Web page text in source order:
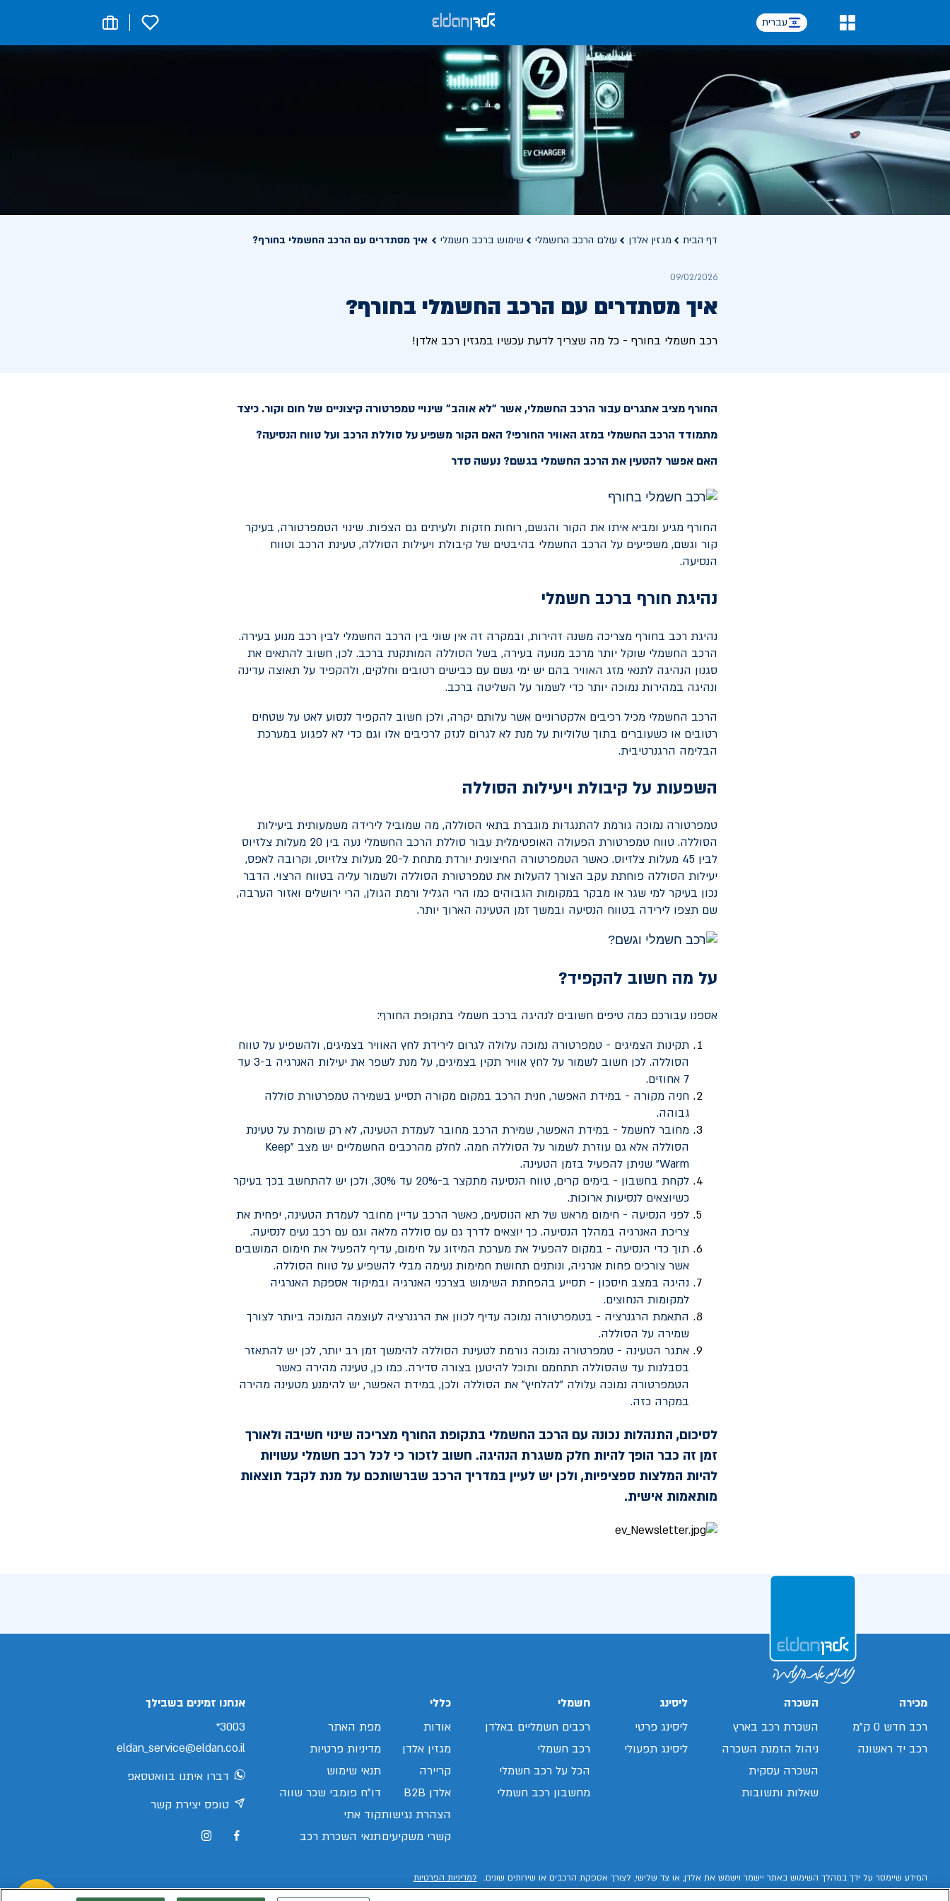
עברית 0
דף הבית מגזין אלדן עולם הרכב החשמלי שימוש ברכב חשמלי איך מסתדרים עם הרכב החשמלי בחורף?
09/02/2026
איך מסתדרים עם הרכב החשמלי בחורף?
רכב חשמלי בחורף - כל מה שצריך לדעת עכשיו במגזין רכב אלדן!
החורף מציב אתגרים עבור הרכב החשמלי, אשר "לא אוהב" שינויי טמפרטורה קיצוניים של חום וקור. כיצד
מתמודד הרכב החשמלי במזג האוויר החורפי? האם הקור משפיע על סוללת הרכב ועל טווח הנסיעה?
האם אפשר להטעין את הרכב החשמלי בגשם? נעשה סדר
החורף מגיע ומביא איתו את הקור והגשם, רוחות חזקות ולעיתים גם הצפות. שינוי הטמפרטורה, בעיקר
קור וגשם, משפיעים על הרכב החשמלי בהיבטים של קיבולת ויעילות הסוללה, טעינת הרכב וטווח
הנסיעה.
נהיגת חורף ברכב חשמלי
נהיגת רכב בחורף מצריכה משנה זהירות, ובמקרה זה אין שוני בין הרכב החשמלי לבין רכב מנוע בעירה.
הרכב החשמלי שוקל יותר מרכב מנועה בעירה, בשל הסוללה המותקנת ברכב. לכן, חשוב להתאים את
סגנון הנהיגה לתנאי מזג האוויר בהם יש ימי גשם עם כבישים רטובים וחלקים, ולהקפיד על תאוצה עדינה
ונהיגה במהירות נמוכה יותר כדי לשמור על השליטה ברכב.
הרכב החשמלי מכיל רכיבים אלקטרוניים אשר עלותם יקרה, ולכן חשוב להקפיד לנסוע לאט על שטחים
רטובים או כשעוברים בתוך שלוליות על מנת לא לגרום לנזק לרכיבים אלו וגם כדי לא לפגוע במערכת
הבלימה הרגנרטיבית.
השפעות על קיבולת ויעילות הסוללה
טמפרטורה נמוכה גורמת להתנגדות מוגברת בתאי הסוללה, מה שמוביל לירידה משמעותית ביעילות
הסוללה. טווח טמפרטורת הפעולה האופטימלית עבור סוללת הרכב החשמלי נעה בין 20 מעלות צלזיוס
לבין 45 מעלות צלזיוס. כאשר הטמפרטורה החיצונית יורדת מתחת ל-20 מעלות צלזיוס, וקרובה לאפס,
יעילות הסוללה פוחתת עקב הצורך להעלות את טמפרטורת הסוללה ולשמור עליה בטווח הרצוי. הדבר
נכון בעיקר למי שגר או מבקר במקומות הגבוהים כמו הרי הגליל ורמת הגולן, הרי ירושלים ואזור הערבה,
שם תצפו לירידה בטווח הנסיעה ובמשך זמן הטעינה הארוך יותר.
על מה חשוב להקפיד?
אספנו עבורכם כמה טיפים חשובים לנהיגה ברכב חשמלי בתקופת החורף:
תקינות הצמיגים - טמפרטורה נמוכה עלולה לגרום לירידת לחץ האוויר בצמיגים, ולהשפיע על טווח
הסוללה. לכן חשוב לשמור על לחץ אוויר תקין בצמיגים, על מנת לשפר את יעילות האנרגיה ב-3 עד
7 אחוזים.
חניה מקורה - במידת האפשר, חנית הרכב במקום מקורה תסייע בשמירה טמפרטורת סוללה
גבוהה.
מחובר לחשמל - במידת האפשר, שמירת הרכב מחובר לעמדת הטעינה, לא רק שומרת על טעינת
הסוללה אלא גם עוזרת לשמור על הסוללה חמה. לחלק מהרכבים החשמליים יש מצב "Keep
Warm" שניתן להפעיל בזמן הטעינה.
לקחת בחשבון - בימים קרים, טווח הנסיעה מתקצר ב-20% עד 30%, ולכן יש להתחשב בכך בעיקר
כשיוצאים לנסיעות ארוכות.
לפני הנסיעה - חימום מראש של תא הנוסעים, כאשר הרכב עדיין מחובר לעמדת הטעינה, יפחית את
צריכת האנרגיה במהלך הנסיעה. כך יוצאים לדרך גם עם סוללה מלאה וגם עם רכב נעים לנסיעה.
תוך כדי הנסיעה - במקום להפעיל את מערכת המיזוג על חימום, עדיף להפעיל את חימום המושבים
אשר צורכים פחות אנרגיה, ונותנים תחושת חמימות נעימה מבלי להשפיע על טווח הסוללה.
נהיגה במצב חיסכון - תסייע בהפחתת השימוש בצרכני האנרגיה ובמיקוד אספקת האנרגיה
למקומות הנחוצים.
התאמת הרגנרציה - בטמפרטורה נמוכה עדיף לכוון את הרגנרציה לעוצמה הנמוכה ביותר לצורך
שמירה על הסוללה.
אתגר הטעינה - טמפרטורה נמוכה גורמת לטעינת הסוללה להימשך זמן רב יותר, לכן יש להתאזר
בסבלנות עד שהסוללה תתחמם ותוכל להיטען בצורה סדירה. כמו כן, טעינה מהירה כאשר
הטמפרטורה נמוכה עלולה "להלחיץ" את הסוללה ולכן, במידת האפשר, יש להימנע מטעינה מהירה
במקרה כזה.
לסיכום, התנהלות נכונה עם הרכב החשמלי בתקופת החורף מצריכה שינוי חשיבה ולאורך
זמן זה כבר הופך להיות חלק משגרת הנהיגה. חשוב לזכור כי לכל רכב חשמלי עשויות
להיות המלצות ספציפיות, ולכן יש לעיין במדריך הרכב שברשותכם על מנת לקבל תוצאות
מותאמות אישית.
מכירה
רכב חדש 0 ק"מ
רכב יד ראשונה
השכרה
השכרת רכב בארץ
ניהול הזמנת השכרה
השכרה עסקית
שאלות ותשובות
ליסינג
ליסינג פרטי
ליסינג תפעולי
חשמלי
רכבים חשמליים באלדן
רכב חשמלי
הכל על רכב חשמלי
מחשבון רכב חשמלי
כללי
אודות
מגזין אלדן
קריירה
אלדן B2B
הצהרת נגישות
קשרי משקיעים
מפת האתר
מדיניות פרטיות
תנאי שימוש
דו"ח פומבי שכר שווה
קוד אתי
תנאי השכרת רכב
אנחנו זמינים בשבילך
3003*
eldan_service@eldan.co.il
דברו איתנו בוואטסאפ
טופס יצירת קשר
המידע שיימסר על ידך במהלך השימוש באתר יישמר וישמש את אלדן, או צד שלישי, לצורך אספקת הרכבים או שירותים שונים. למדיניות הפרטיות